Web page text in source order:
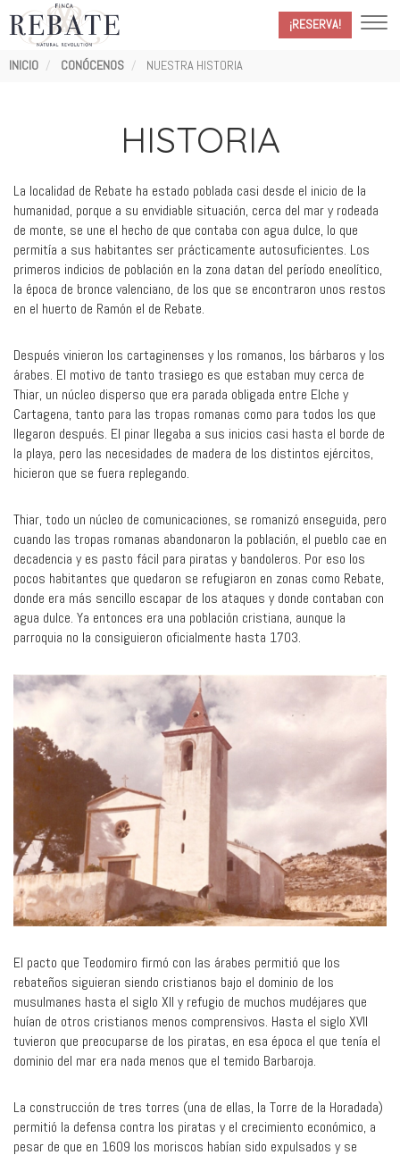
¡RESERVA!
Ruta
INICIO CONÓCENOS NUESTRA HISTORIA
HISTORIA
La localidad de Rebate ha estado poblada casi desde el inicio de la
humanidad, porque a su envidiable situación, cerca del mar y rodeada
de monte, se une el hecho de que contaba con agua dulce, lo que
permitía a sus habitantes ser prácticamente autosuficientes. Los
primeros indicios de población en la zona datan del período eneolítico,
la época de bronce valenciano, de los que se encontraron unos restos
en el huerto de Ramón el de Rebate.
Después vinieron los cartaginenses y los romanos, los bárbaros y los
árabes. El motivo de tanto trasiego es que estaban muy cerca de
Thiar, un núcleo disperso que era parada obligada entre Elche y
Cartagena, tanto para las tropas romanas como para todos los que
llegaron después. El pinar llegaba a sus inicios casi hasta el borde de
la playa, pero las necesidades de madera de los distintos ejércitos,
hicieron que se fuera replegando.
Thiar, todo un núcleo de comunicaciones, se romanizó enseguida, pero
cuando las tropas romanas abandonaron la población, el pueblo cae en
decadencia y es pasto fácil para piratas y bandoleros. Por eso los
pocos habitantes que quedaron se refugiaron en zonas como Rebate,
donde era más sencillo escapar de los ataques y donde contaban con
agua dulce. Ya entonces era una población cristiana, aunque la
parroquia no la consiguieron oficialmente hasta 1703.
El pacto que Teodomiro firmó con las árabes permitió que los
rebateños siguieran siendo cristianos bajo el dominio de los
musulmanes hasta el siglo XII y refugio de muchos mudéjares que
huían de otros cristianos menos comprensivos. Hasta el siglo XVII
tuvieron que preocuparse de los piratas, en esa época el que tenía el
dominio del mar era nada menos que el temido Barbaroja.
La construcción de tres torres (una de ellas, la Torre de la Horadada)
permitió la defensa contra los piratas y el crecimiento económico, a
pesar de que en 1609 los moriscos habían sido expulsados y se